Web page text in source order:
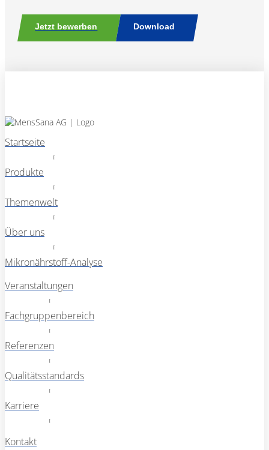
Jetzt bewerben Download
Startseite
Produkte
Themenwelt
Über uns
Mikronährstoff-Analyse
Veranstaltungen
Fachgruppenbereich
Referenzen
Qualitätsstandards
Karriere
Kontakt